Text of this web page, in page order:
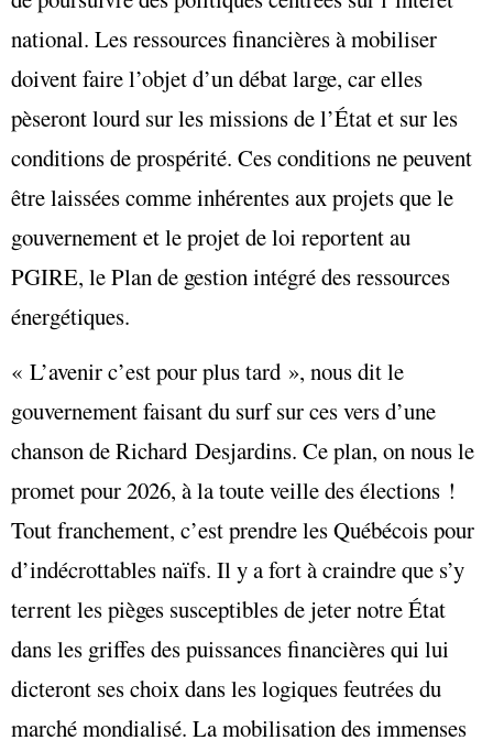
national. Les ressources financières à mobiliser
doivent faire l’objet d’un débat large, car elles
pèseront lourd sur les missions de l’État et sur les
conditions de prospérité. Ces conditions ne peuvent
être laissées comme inhérentes aux projets que le
gouvernement et le projet de loi reportent au
PGIRE, le Plan de gestion intégré des ressources
énergétiques.
« L’avenir c’est pour plus tard », nous dit le
gouvernement faisant du surf sur ces vers d’une
chanson de Richard Desjardins. Ce plan, on nous le
promet pour 2026, à la toute veille des élections !
Tout franchement, c’est prendre les Québécois pour
d’indécrottables naïfs. Il y a fort à craindre que s’y
terrent les pièges susceptibles de jeter notre État
dans les griffes des puissances financières qui lui
dicteront ses choix dans les logiques feutrées du
marché mondialisé. La mobilisation des immenses